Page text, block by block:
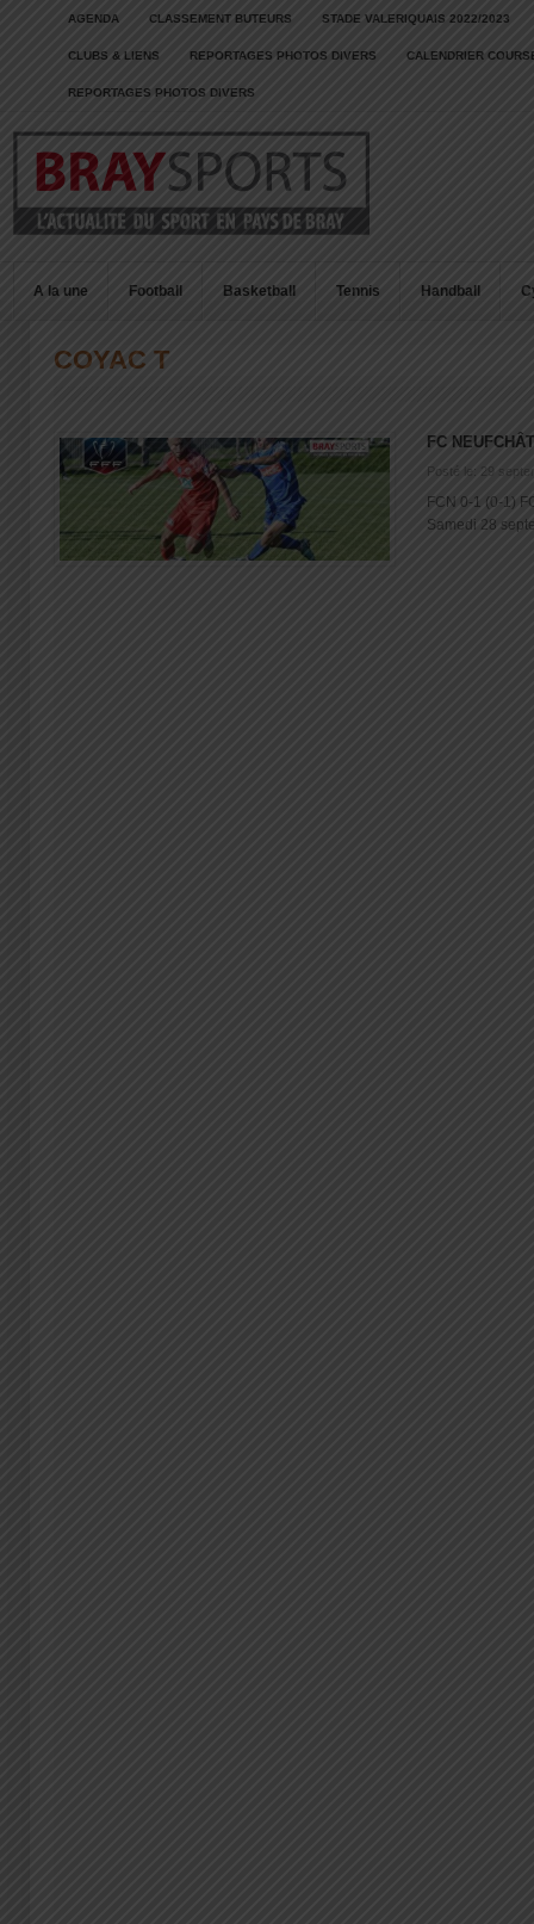
AGENDA CLASSEMENT BUTEURS STADE VALERIQUAIS 2022/2023
CLUBS & LIENS REPORTAGES PHOTOS DIVERS CALENDRIER
REPORTAGES PHOTOS DIVERS
A la une Football Basketball Tennis Handball
COYAC T
FC
Posté le: 29
FCN 0-1 (0-1)
Samedi 28